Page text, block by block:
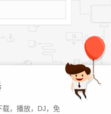
，播放，DJ，免